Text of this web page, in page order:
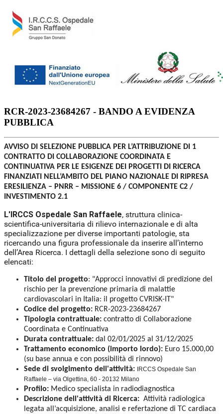
RCR-2023-23684267 - BANDO A EVIDENZA
PUBBLICA
AVVISO DI SELEZIONE PUBBLICA PER L’ATTRIBUZIONE DI 1
CONTRATTO DI COLLABORAZIONE COORDINATA E
CONTINUATIVA PER LE ESIGENZE DEI PROGETTI DI RICERCA
FINANZIATI NELL’AMBITO DEL PIANO NAZIONALE DI RIPRESA
ERESILIENZA – PNRR – MISSIONE 6 / COMPONENTE C2 /
INVESTIMENTO 2.1
L'IRCCS Ospedale San Raffaele, struttura clinica-
scientifica-universitaria di rilievo internazionale e di alta
specializzazione per diverse importanti patologie, sta
ricercando una figura professionale da inserire all’interno
dell’Area Ricerca. I dettagli della selezione sono di seguito
elencati:
Titolo del progetto: "Approcci innovativi di predizione del
rischio per la prevenzione primaria di malattie
cardiovascolari in Italia: il progetto CVRISK-IT"
Codice del progetto: RCR-2023-23684267
Tipologia contrattuale: contratto di Collaborazione
Coordinata e Continuativa
Durata contrattuale: dal 02/01/2025 al 31/12/2025
Trattamento economico (importo lordo): Euro 15.000,00
(su base annua e con possibilità di rinnovo)
Sede di svolgimento dell'attività:
IRCCS Ospedale San
Raffaele – via Olgettina, 60 - 20132 Milano
Profilo: Medico specialista in radiodiagnostica
Descrizione dell'attività di Ricerca: Attività radiologica
legata all’acquisizione, analisi e refertazione di TC cardiaca